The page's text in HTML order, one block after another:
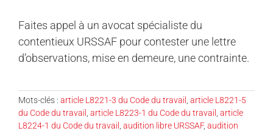
Faites appel à un avocat spécialiste du
contentieux URSSAF pour contester une lettre
d’observations, mise en demeure, une contrainte.
Mots-clés : article L8221-3 du Code du travail article L8221-5
du Code du travail article L8223-1 du Code du travail article
L8224-1 du Code du travail audition libre URSSAF, audition